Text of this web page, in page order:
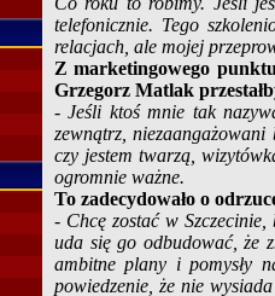
telefonicznie. Tego
relacjach, ale mojej
Z marketingowego
Grzegorz Matlak
- Jeśli ktoś mnie tak
zewnątrz,
czy jestem twarzą,
ogromnie ważne.
To zadecydowało o
- Chcę zostać w
uda się go odbudować, że
ambitne plany i pomysły
powiedzenie, że nie